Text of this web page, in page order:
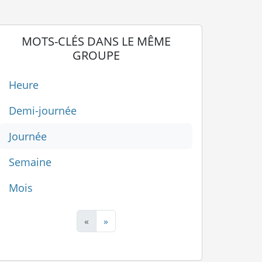
MOTS-CLÉS DANS LE MÊME
GROUPE
Heure
Demi-journée
Journée
Semaine
Mois
« »